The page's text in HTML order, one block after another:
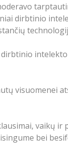
dirbtinio
dirbtinio
visuomenei
vaikų ir
bei